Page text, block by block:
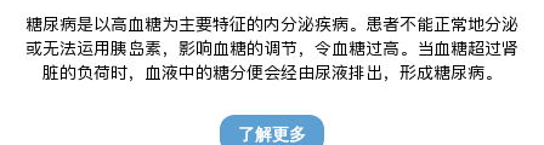
糖尿病是以高血糖为主要特征的内分泌疾病。患者不能正常地分泌
或无法运用胰岛素，影响血糖的调节，令血糖过高。当血糖超过肾
脏的负荷时，血液中的糖分便会经由尿液排出，形成糖尿病。
了解更多